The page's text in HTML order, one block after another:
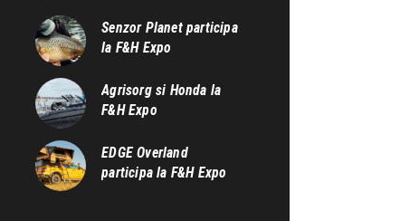
Senzor Planet participa
la F&H Expo
Agrisorg si Honda la
F&H Expo
EDGE Overland
participa la F&H Expo